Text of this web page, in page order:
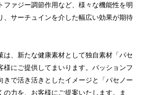
ファジー調節作用など、様々な機能性を明
、サーチュインを介した幅広い効果が期待
、新たな健康素材として独自素材「パセ
様にご提供してまいります。パッションフ
きで活き活きとしたイメージと「パセノー
力を、お客様にご提案いたします。ま